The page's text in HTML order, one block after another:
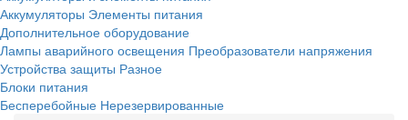
Аккумуляторы Элементы питания
Дополнительное оборудование
Лампы аварийного освещения Преобразователи напряжения
Устройства защиты Разное
Блоки питания
Бесперебойные Нерезервированные